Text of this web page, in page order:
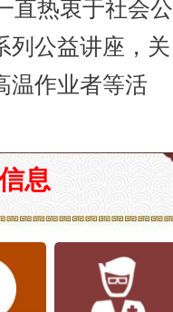
直热衷于社会公
列公益讲座，关
温作业者等活
斑形成的秘密
现象，尤其是在
了小小的棕色
等部位，像雀
息